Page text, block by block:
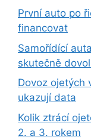
První auto po
financovat
Samořídící
skutečně
Dovoz ojetých
ukazují data
Kolik ztrácí
2. a 3. rokem